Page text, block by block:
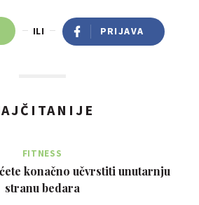
ILI PRIJAVA
FITNESS
konačno učvrstiti unutarnju
stranu bedara